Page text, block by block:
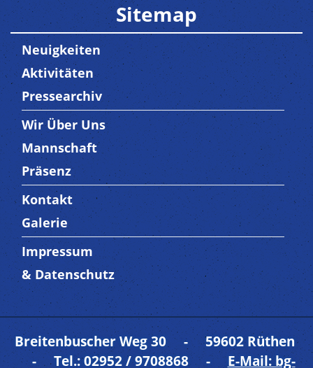
Sitemap
Neuigkeiten
Aktivitäten
Pressearchiv
Trenner3
Wir Über Uns
Mannschaft
Präsenz
Trenner4
Kontakt
Galerie
Trenner 5
Impressum
& Datenschutz
Breitenbuscher Weg 30 - 59602 Rüthen
- Tel.: 02952 / 9708868 - E-Mail: bg-